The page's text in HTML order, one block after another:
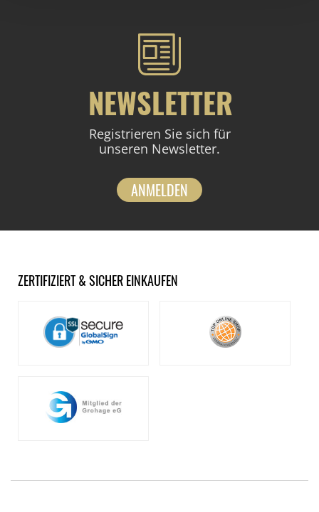
NEWSLETTER
Registrieren Sie sich für
unseren Newsletter.
ANMELDEN
ZERTIFIZIERT & SICHER EINKAUFEN